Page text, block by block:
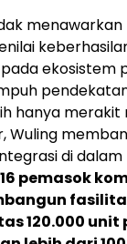
ekosistem
hanya merakit
Wuling
di dalam
pemasok
120.000 unit